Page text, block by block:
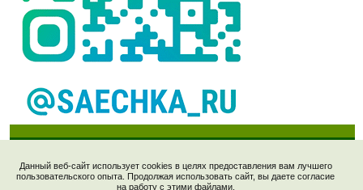
Данный веб-сайт использует cookies в целях предоставления вам лучшего
пользовательского опыта. Продолжая использовать сайт, вы даете согласие
на работу с этими файлами.
Рецепты © 2006-2023, "Saechka.Ru". E-mail: